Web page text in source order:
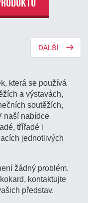
DALŠÍ
která se používá
a výstavách,
soutěžích,
naší nabídce
třířadé i
jednotlivých
žádný problém.
kontaktujte
představ.